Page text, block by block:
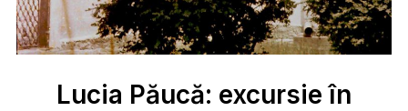
Lucia Păucă: excursie în